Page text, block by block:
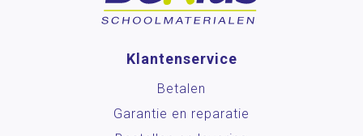
Klantenservice
Betalen
Garantie en reparatie